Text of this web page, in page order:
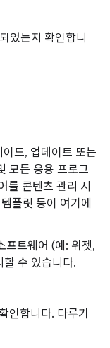
었는지 확인합니
드, 업데이트 또는
모든 응용 프로그
를 콘텐츠 관리 시
플릿 등이 여기에
프트웨어 (예: 위젯,
수 있습니다.
인합니다. 다루기